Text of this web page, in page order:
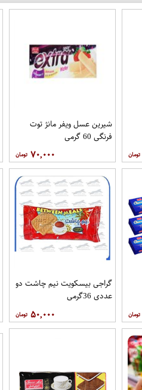
شیرین عسل ویفر مانژ توت
فرنگی 60 گرمی
۷۰,۰۰۰
گراجی بیسکویت نیم چاشت دو
عددی 36گرمی
۵۰,۰۰۰